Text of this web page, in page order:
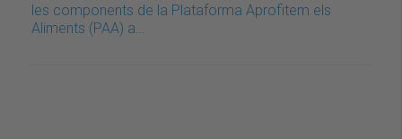
les components de la Plataforma Aprofitem els
Aliments (PAA) a…